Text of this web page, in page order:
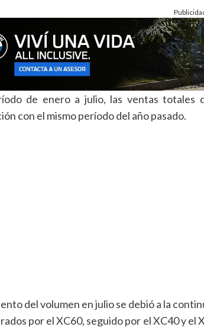
de enero a julio, las ventas totales
con el mismo período del año pasado.
del volumen en julio se debió a la
por el XC60, seguido por el XC40 y el